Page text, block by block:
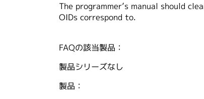
The programmer’s manual should
OIDs correspond to.
FAQの該当製品：
製品シリーズなし
製品：